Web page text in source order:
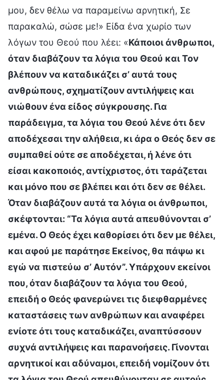
μου, δεν θέλω να παραμείνω αρνητική, Σε
παρακαλώ, σώσε με!» Είδα ένα χωρίο των
λόγων του Θεού που λέει: «Κάποιοι άνθρωποι,
όταν διαβάζουν τα λόγια του Θεού και Τον
βλέπουν να καταδικάζει σ’ αυτά τους
ανθρώπους, σχηματίζουν αντιλήψεις και
νιώθουν ένα είδος σύγκρουσης. Για
παράδειγμα, τα λόγια του Θεού λένε ότι δεν
αποδέχεσαι την αλήθεια, κι άρα ο Θεός δεν σε
συμπαθεί ούτε σε αποδέχεται, ή λένε ότι
είσαι κακοποιός, αντίχριστος, ότι ταράζεται
και μόνο που σε βλέπει και ότι δεν σε θέλει.
Όταν διαβάζουν αυτά τα λόγια οι άνθρωποι,
σκέφτονται: “Τα λόγια αυτά απευθύνονται σ’
εμένα. Ο Θεός έχει καθορίσει ότι δεν με θέλει,
και αφού με παράτησε Εκείνος, θα πάψω κι
εγώ να πιστεύω σ’ Αυτόν”. Υπάρχουν εκείνοι
που, όταν διαβάζουν τα λόγια του Θεού,
επειδή ο Θεός φανερώνει τις διεφθαρμένες
καταστάσεις των ανθρώπων και αναφέρει
ενίοτε ότι τους καταδικάζει, αναπτύσσουν
συχνά αντιλήψεις και παρανοήσεις. Γίνονται
αρνητικοί και αδύναμοι, επειδή νομίζουν ότι